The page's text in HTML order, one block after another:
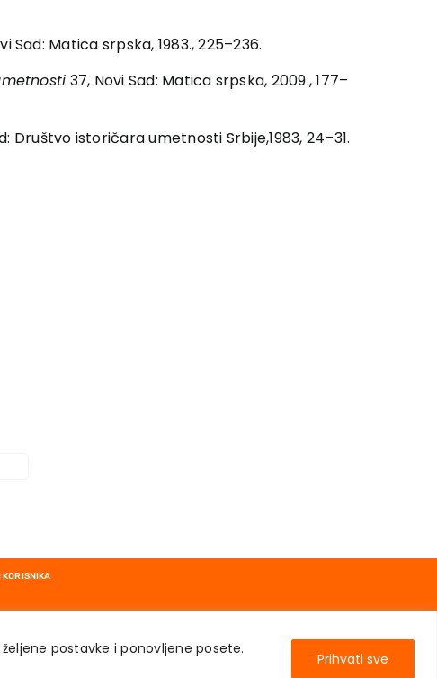
postavke i ponovljene posete.
Prihvati sve
Sad: Matica srpska, 1983., 225–236.
37, Novi Sad: Matica srpska, 2009., 177–
Društvo istoričara umetnosti Srbije,1983, 24–31.
KORISNIKA